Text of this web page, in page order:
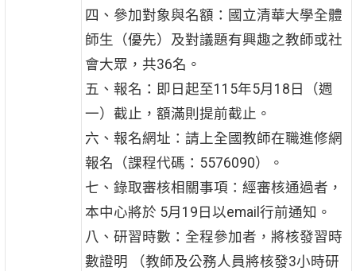
四、參加對象與名額：國立清華大學全體
師生（優先）及對議題有興趣之教師或社
會大眾，共36名。
五、報名：即日起至115年5月18日（週
一）截止，額滿則提前截止。
六、報名網址：請上全國教師在職進修網
報名（課程代碼：5576090）。
七、錄取審核相關事項：經審核通過者，
本中心將於 5月19日以email行前通知。
八、研習時數：全程參加者，將核發習時
數證明 （教師及公務人員將核發3小時研